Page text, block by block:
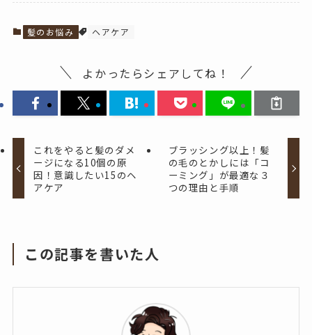
髪のお悩み ヘアケア
よかったらシェアしてね！
これをやると髪のダメ
ージになる10個の原
因！意識したい15のヘ
アケア
ブラッシング以上！髪
の毛のとかしには「コ
ーミング」が最適な３
つの理由と手順
この記事を書いた人